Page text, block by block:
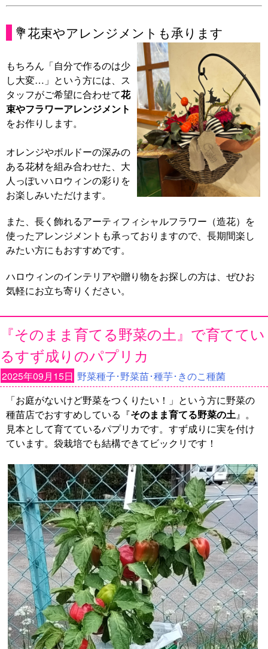
💐花束やアレンジメントも承ります
もちろん「自分で作るのは少
し大変…」という方には、ス
タッフがご希望に合わせて花
束やフラワーアレンジメント
をお作りします。
オレンジやボルドーの深みの
ある花材を組み合わせた、大
人っぽいハロウィンの彩りを
お楽しみいただけます。
また、長く飾れるアーティフィシャルフラワー（造花）を
使ったアレンジメントも承っておりますので、長期間楽し
みたい方にもおすすめです。
ハロウィンのインテリアや贈り物をお探しの方は、ぜひお
気軽にお立ち寄りください。
『そのまま育てる野菜の土』で育ててい
るすず成りのパプリカ
2025年09月15日 野菜種子･野菜苗･種芋･きのこ種菌
「お庭がないけど野菜をつくりたい！」という方に野菜の
種苗店でおすすめしている『そのまま育てる野菜の土』。
見本として育てているパプリカです。すず成りに実を付け
ています。袋栽培でも結構できてビックリです！